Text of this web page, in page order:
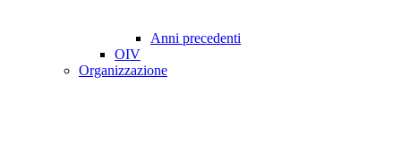
Anni precedenti
OIV
Organizzazione